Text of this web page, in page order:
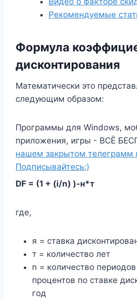
Рекомендуемые
Формула
дисконтирования
Математически это
следующим образом:
Программы для Windows,
приложения, игры - ВСЁ
нашем закрытом телеграмм
Подписывайтесь:)
DF = (1 + (i/n) )-н*т
где,
я = ставка
т = количество лет
n = количество
процентов по ставке
год